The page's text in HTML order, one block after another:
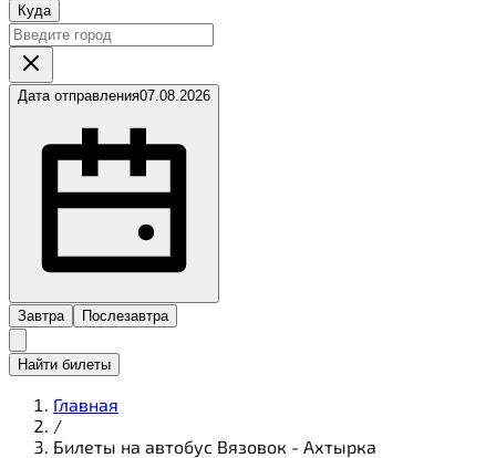
Куда
Дата отправления07.08.2026
Завтра Послезавтра
Найти билеты
Главная
/
Билеты на автобус Вязовок - Ахтырка